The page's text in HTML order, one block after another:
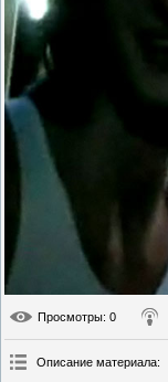
Просмотры: 0
Описание материала: